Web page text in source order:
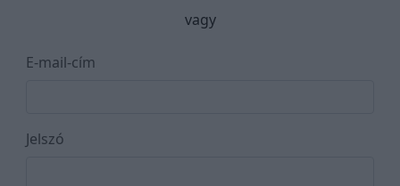
vagy
E-mail-cím
Jelszó